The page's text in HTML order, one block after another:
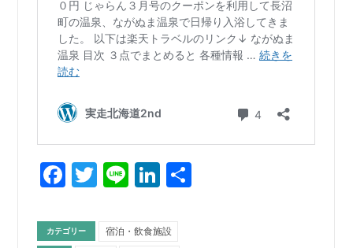
Facebook
Twitter
LineLinkedIn
共
カテゴリー 宿泊・飲食施設